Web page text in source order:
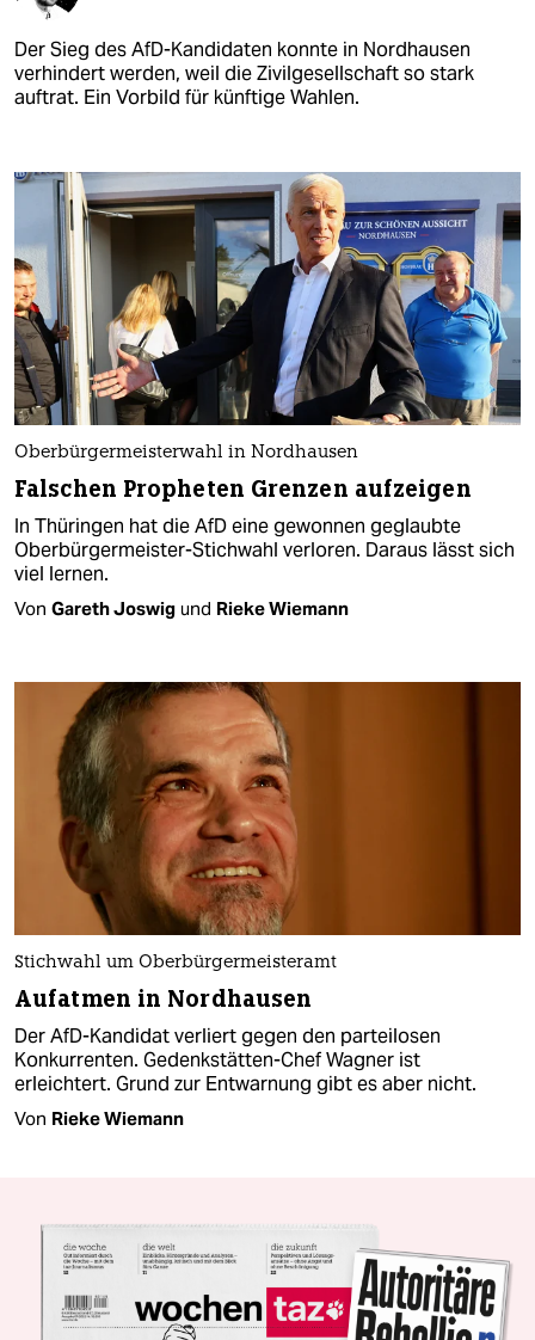
Der Sieg des AfD-Kandidaten konnte in Nordhausen
verhindert werden, weil die Zivilgesellschaft so stark
auftrat. Ein Vorbild für künftige Wahlen.
Oberbürgermeisterwahl in Nordhausen
Falschen Propheten Grenzen aufzeigen
In Thüringen hat die AfD eine gewonnen geglaubte
Oberbürgermeister-Stichwahl verloren. Daraus lässt sich
viel lernen.
Von Gareth Joswig und Rieke Wiemann
Stichwahl um Oberbürgermeisteramt
Aufatmen in Nordhausen
Der AfD-Kandidat verliert gegen den parteilosen
Konkurrenten. Gedenkstätten-Chef Wagner ist
erleichtert. Grund zur Entwarnung gibt es aber nicht.
Von Rieke Wiemann